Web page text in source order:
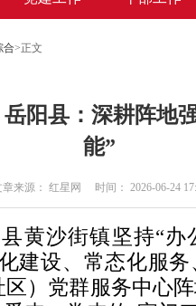
合>正文
阳县：深耕阵地
能”
章来源： 红星网 时间： 2026-06-24
黄沙街镇坚持“
建设、常态化服
）党群服务中心